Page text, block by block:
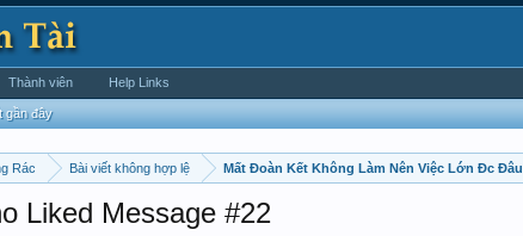
Rác Bài viết không hợp lệ Mất Đoàn Kết Không Làm Nên Việc Lớn Đc Đâu
Liked Message #22
gần đây
Thành viên Help Links